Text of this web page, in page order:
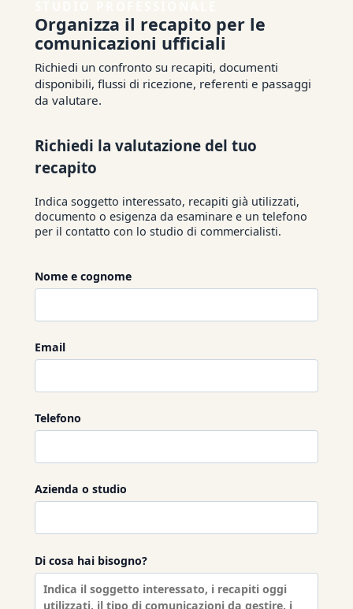
Organizza il recapito per le
comunicazioni ufficiali
Richiedi un confronto su recapiti, documenti
disponibili, flussi di ricezione, referenti e passaggi
da valutare.
Richiedi la valutazione del tuo
recapito
Indica soggetto interessato, recapiti già utilizzati,
documento o esigenza da esaminare e un telefono
per il contatto con lo studio di commercialisti.
Nome e cognome
Email
Telefono
Azienda o studio
Di cosa hai bisogno?